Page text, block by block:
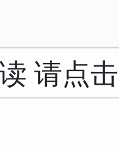
请点